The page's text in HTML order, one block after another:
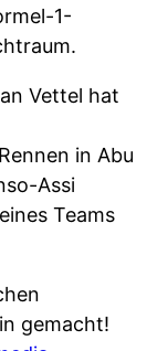
1-
Vettel hat
in Abu
Assi
Teams
gemacht!